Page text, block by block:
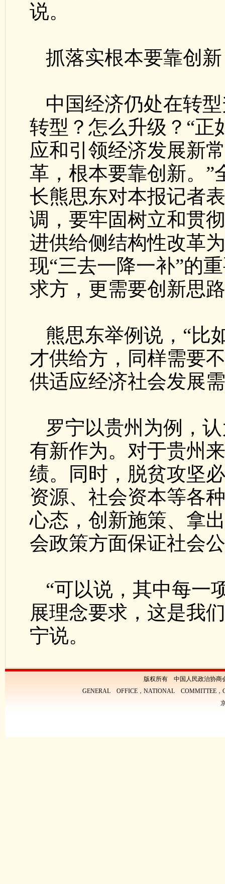
说。
抓落实根本要靠创新
中国经济仍处在转
转型？怎么升级？“正
应和引领经济发展新
革，根本要靠创新。”
长熊思东对本报记者
调，要牢固树立和贯
进供给侧结构性改革
现“三去一降一补”的
求方，更需要创新思
熊思东举例说，“比
才供给方，同样需要
供适应经济社会发展
罗宁以贵州为例，
有新作为。对于贵州
绩。同时，脱贫攻坚
资源、社会资本等各
心态，创新施策、拿
会政策方面保证社会
“可以说，其中每一
展理念要求，这是我
宁说。
版权所有 中国人民政治协商
GENERAL OFFICE，NATIONAL COMMITTEE，